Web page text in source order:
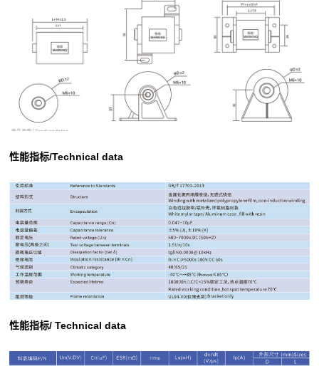
性能指标/Technical data
性能指标/ Technical data